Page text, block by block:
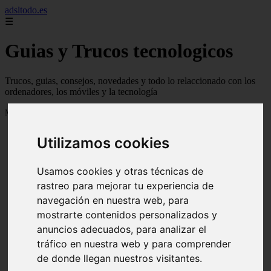
Utilizamos cookies
Usamos cookies y otras técnicas de
rastreo para mejorar tu experiencia de
navegación en nuestra web, para
mostrarte contenidos personalizados y
anuncios adecuados, para analizar el
tráfico en nuestra web y para comprender
de donde llegan nuestros visitantes.
adsltodo.es
☰
Guias y Trucos tecnologicos
Trucos, guias, consejos, novedades y todo lo relaccionado con los
ordenadores, los móviles y la tecnología
Mostrando 1 - 24 de 148 artículos
Newskill Kitsune Review 【Análisis en Español】